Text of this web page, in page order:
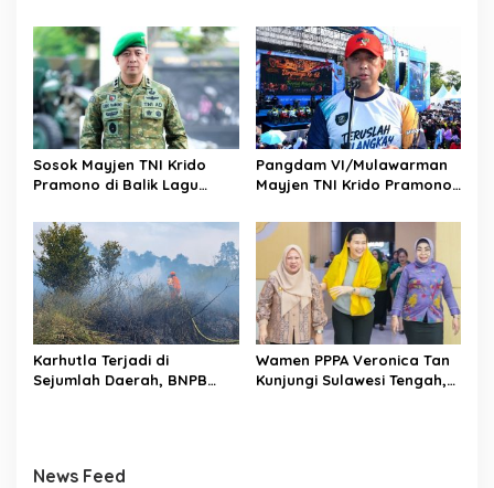
Jadi Magnet Investasi
Sosok Mayjen TNI Krido
Pramono di Balik Lagu
Melangkah”
Pangdam VI/Mulawarman
Mayjen TNI Krido Pramono
“Teruslah Melangkah”
Karhutla Terjadi di
Sejumlah Daerah, BNPB
Wamen PPPA Veronica Tan
Kunjungi Sulawesi Tengah,
News Feed